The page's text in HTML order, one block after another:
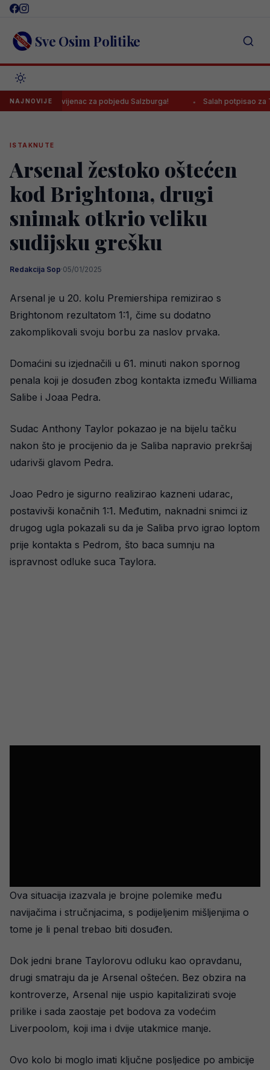
Skip
content Sve Osim Politike
NAJNOVIJE
prvijenac za pobjedu Salzburga! Salah potpisao za
ISTAKNUTE
Arsenal žestoko oštećen
kod Brightona, drugi
snimak otkrio veliku
sudijsku grešku
Redakcija Sop·05/01/2025
Arsenal je u 20. kolu Premiershipa remizirao s
Brightonom rezultatom 1:1, čime su dodatno
zakomplikovali svoju borbu za naslov prvaka.
Domaćini su izjednačili u 61. minuti nakon spornog
penala koji je dosuđen zbog kontakta između Williama
Salibe i Joaa Pedra.
Sudac Anthony Taylor pokazao je na bijelu tačku
nakon što je procijenio da je Saliba napravio prekršaj
udarivši glavom Pedra.
Joao Pedro je sigurno realizirao kazneni udarac,
postavivši konačnih 1:1. Međutim, naknadni snimci iz
drugog ugla pokazali su da je Saliba prvo igrao loptom
prije kontakta s Pedrom, što baca sumnju na
ispravnost odluke suca Taylora.
Ova situacija izazvala je brojne polemike među
navijačima i stručnjacima, s podijeljenim mišljenjima o
tome je li penal trebao biti dosuđen.
Dok jedni brane Taylorovu odluku kao opravdanu,
drugi smatraju da je Arsenal oštećen. Bez obzira na
kontroverze, Arsenal nije uspio kapitalizirati svoje
prilike i sada zaostaje pet bodova za vodećim
Liverpoolom, koji ima i dvije utakmice manje.
Ovo kolo bi moglo imati ključne posljedice po ambicije